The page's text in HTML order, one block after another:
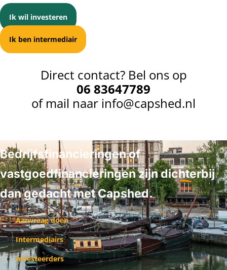
Ik wil investeren
Ik ben intermediair
Direct contact? Bel ons op
06 83647789
of mail naar info@capshed.nl
Bedrijfsfinancieringen of
vastgoedfinancieringen zijn dichterbij
dan gedacht met Capshed.
Aanvraag doen
Intermediairs
Investeerders